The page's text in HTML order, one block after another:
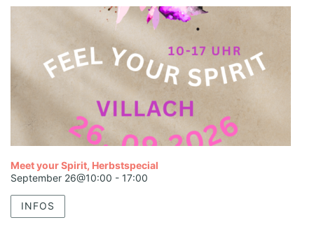
Meet your Spirit, Herbstspecial
September 26@10:00 - 17:00
INFOS